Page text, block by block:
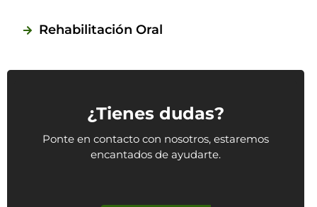
Rehabilitación Oral
¿Tienes dudas?
Ponte en contacto con nosotros, estaremos
encantados de ayudarte.